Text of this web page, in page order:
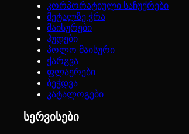
კორპორატიული საჩუქრები
მეტალზე ჭრა
მაისურები
ჰუდები
პოლო მაისური
ქარგვა
ფლაერები
ბეჭდვა
კატალოგები
სერვისები